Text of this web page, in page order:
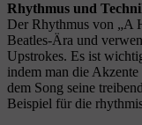
Rhythmus und
Der Rhythmus von „A
Beatles-Ära und
Upstrokes. Es ist
indem man die
dem Song seine
Beispiel für die